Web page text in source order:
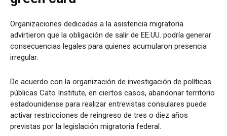
Organizaciones dedicadas a la asistencia migratoria
advirtieron que la obligación de salir de EE.UU. podría generar
consecuencias legales para quienes acumularon presencia
irregular.
De acuerdo con la organización de investigación de políticas
públicas Cato Institute, en ciertos casos, abandonar territorio
estadounidense para realizar entrevistas consulares puede
activar restricciones de reingreso de tres o diez años
previstas por la legislación migratoria federal.